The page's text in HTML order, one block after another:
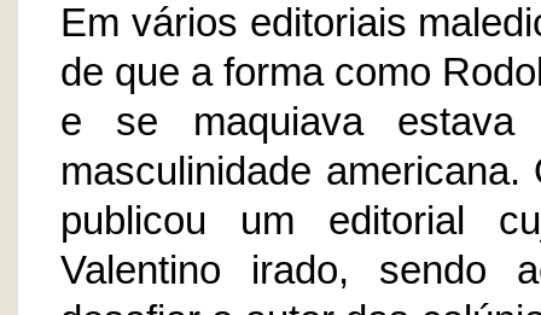
Em vários editoriais
de que a forma como
e se maquiava estava
masculinidade
publicou um editorial
Valentino irado, sendo